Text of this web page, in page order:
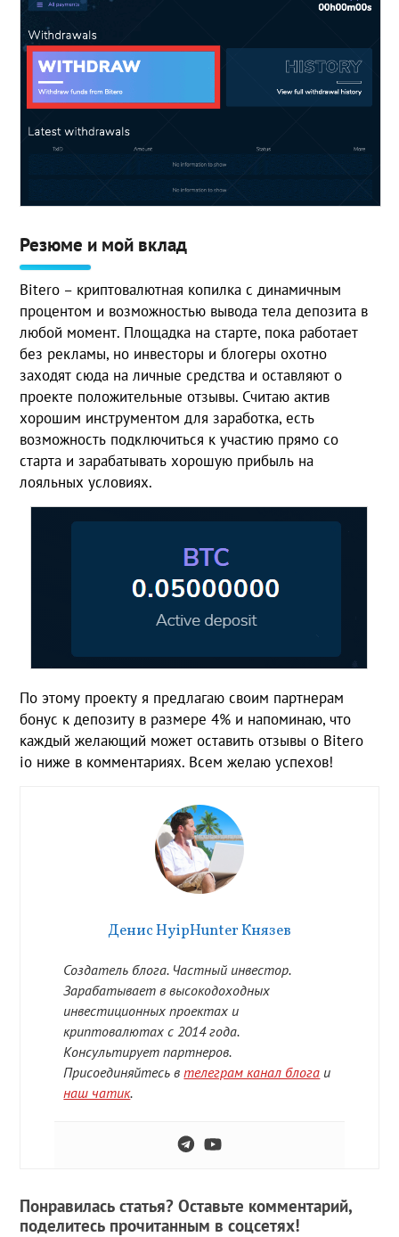
Резюме и мой вклад
Bitero – криптовалютная копилка с динамичным
процентом и возможностью вывода тела депозита в
любой момент. Площадка на старте, пока работает
без рекламы, но инвесторы и блогеры охотно
заходят сюда на личные средства и оставляют о
проекте положительные отзывы. Считаю актив
хорошим инструментом для заработка, есть
возможность подключиться к участию прямо со
старта и зарабатывать хорошую прибыль на
лояльных условиях.
По этому проекту я предлагаю своим партнерам
бонус к депозиту в размере 4% и напоминаю, что
каждый желающий может оставить отзывы о Bitero
io ниже в комментариях. Всем желаю успехов!
Денис HyipHunter Князев
Создатель блога. Частный инвестор.
Зарабатывает в высокодоходных
инвестиционных проектах и
криптовалютах с 2014 года.
Консультирует партнеров.
Присоединяйтесь втелеграм канал блога и
наш чатик.
Понравилась статья? Оставьте комментарий,
поделитесь прочитанным в соцсетях!